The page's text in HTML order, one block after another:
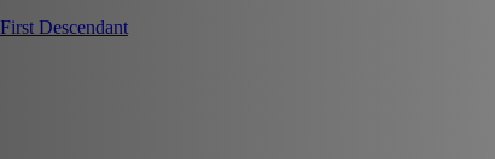
First Descendant